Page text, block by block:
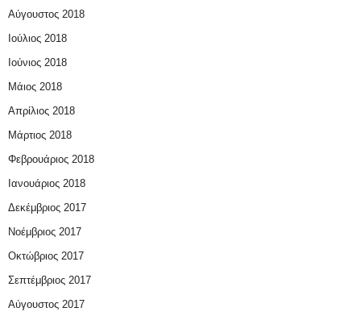
Αύγουστος 2018
Ιούλιος 2018
Ιούνιος 2018
Μάιος 2018
Απρίλιος 2018
Μάρτιος 2018
Φεβρουάριος 2018
Ιανουάριος 2018
Δεκέμβριος 2017
Νοέμβριος 2017
Οκτώβριος 2017
Σεπτέμβριος 2017
Αύγουστος 2017